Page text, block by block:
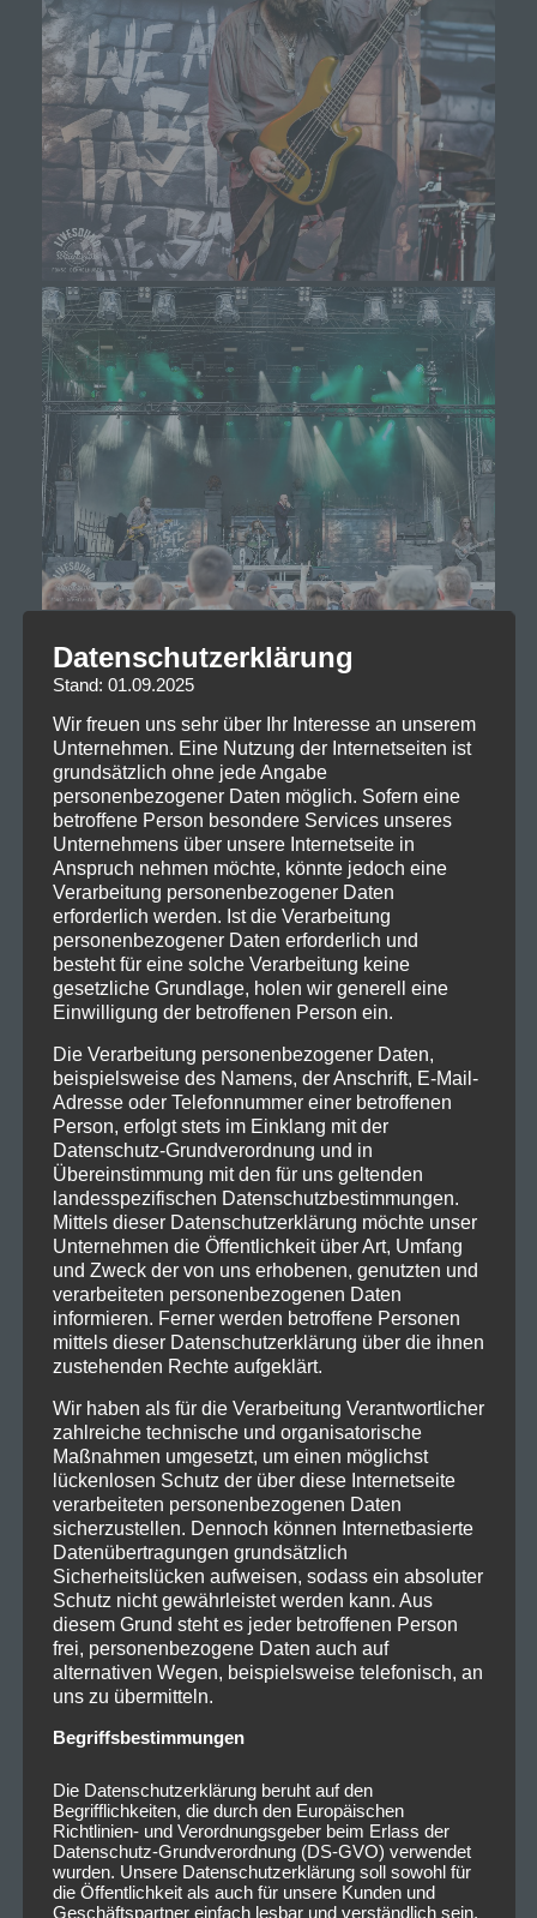
Datenschutzerklärung
Stand: 01.09.2025
Wir freuen uns sehr über Ihr Interesse an unserem
Unternehmen. Eine Nutzung der Internetseiten ist
grundsätzlich ohne jede Angabe
personenbezogener Daten möglich. Sofern eine
betroffene Person besondere Services unseres
Unternehmens über unsere Internetseite in
Anspruch nehmen möchte, könnte jedoch eine
Verarbeitung personenbezogener Daten
erforderlich werden. Ist die Verarbeitung
personenbezogener Daten erforderlich und
besteht für eine solche Verarbeitung keine
gesetzliche Grundlage, holen wir generell eine
Einwilligung der betroffenen Person ein.
Die Verarbeitung personenbezogener Daten,
beispielsweise des Namens, der Anschrift, E-Mail-
Adresse oder Telefonnummer einer betroffenen
Person, erfolgt stets im Einklang mit der
Datenschutz-Grundverordnung und in
Übereinstimmung mit den für uns geltenden
landesspezifischen Datenschutzbestimmungen.
Mittels dieser Datenschutzerklärung möchte unser
Unternehmen die Öffentlichkeit über Art, Umfang
und Zweck der von uns erhobenen, genutzten und
verarbeiteten personenbezogenen Daten
informieren. Ferner werden betroffene Personen
mittels dieser Datenschutzerklärung über die ihnen
zustehenden Rechte aufgeklärt.
Wir haben als für die Verarbeitung Verantwortlicher
zahlreiche technische und organisatorische
Maßnahmen umgesetzt, um einen möglichst
lückenlosen Schutz der über diese Internetseite
verarbeiteten personenbezogenen Daten
sicherzustellen. Dennoch können Internetbasierte
Datenübertragungen grundsätzlich
Sicherheitslücken aufweisen, sodass ein absoluter
Schutz nicht gewährleistet werden kann. Aus
diesem Grund steht es jeder betroffenen Person
frei, personenbezogene Daten auch auf
alternativen Wegen, beispielsweise telefonisch, an
uns zu übermitteln.
Begriffsbestimmungen
Die Datenschutzerklärung beruht auf den
Begrifflichkeiten, die durch den Europäischen
Richtlinien- und Verordnungsgeber beim Erlass der
Datenschutz-Grundverordnung (DS-GVO) verwendet
wurden. Unsere Datenschutzerklärung soll sowohl für
die Öffentlichkeit als auch für unsere Kunden und
Geschäftspartner einfach lesbar und verständlich sein.